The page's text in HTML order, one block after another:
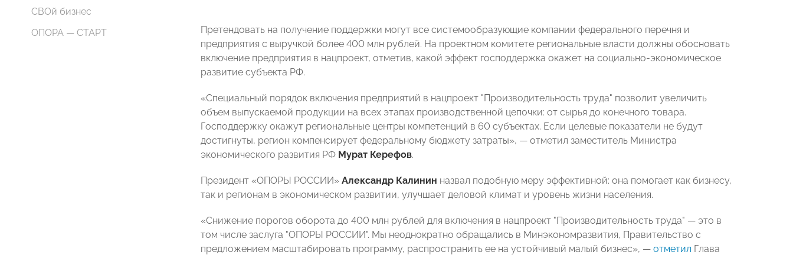
СВОй бизнес
ОПОРА — СТАРТ
Претендовать на получение поддержки могут все системообразующие компании федерального перечня и
предприятия с выручкой более 400 млн рублей. На проектном комитете региональные власти должны обосновать
включение предприятия в нацпроект, отметив, какой эффект господдержка окажет на социально-экономическое
развитие субъекта РФ.
«Специальный порядок включения предприятий в нацпроект "Производительность труда" позволит увеличить
объем выпускаемой продукции на всех этапах производственной цепочки: от сырья до конечного товара.
Господдержку окажут региональные центры компетенций в 60 субъектах. Если целевые показатели не будут
достигнуты, регион компенсирует федеральному бюджету затраты», — отметил заместитель Министра
экономического развития РФ Мурат Керефов.
Президент «ОПОРЫ РОССИИ» Александр Калинин назвал подобную меру эффективной: она помогает как бизнесу,
так и регионам в экономическом развитии, улучшает деловой климат и уровень жизни населения.
«Снижение порогов оборота до 400 млн рублей для включения в нацпроект "Производительность труда" — это в
том числе заслуга "ОПОРЫ РОССИИ". Мы неоднократно обращались в Минэкономразвития, Правительство с
предложением масштабировать программу, распространить ее на устойчивый малый бизнес», — отметил Глава